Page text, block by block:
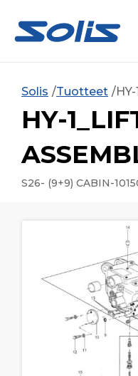
Solis Tuotteet
HY-
S26- (9+9) CABIN-